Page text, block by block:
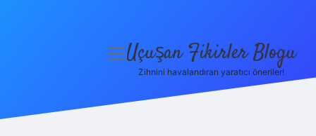
menüyü
Uçuşan Fikirler Blogu
Zihnini havalandıran yaratıcı öneriler!